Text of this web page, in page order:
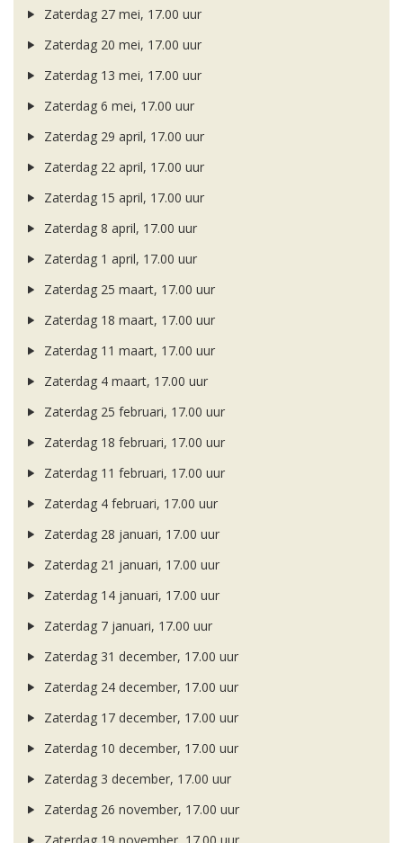
Zaterdag 27 mei, 17.00 uur
Zaterdag 20 mei, 17.00 uur
Zaterdag 13 mei, 17.00 uur
Zaterdag 6 mei, 17.00 uur
Zaterdag 29 april, 17.00 uur
Zaterdag 22 april, 17.00 uur
Zaterdag 15 april, 17.00 uur
Zaterdag 8 april, 17.00 uur
Zaterdag 1 april, 17.00 uur
Zaterdag 25 maart, 17.00 uur
Zaterdag 18 maart, 17.00 uur
Zaterdag 11 maart, 17.00 uur
Zaterdag 4 maart, 17.00 uur
Zaterdag 25 februari, 17.00 uur
Zaterdag 18 februari, 17.00 uur
Zaterdag 11 februari, 17.00 uur
Zaterdag 4 februari, 17.00 uur
Zaterdag 28 januari, 17.00 uur
Zaterdag 21 januari, 17.00 uur
Zaterdag 14 januari, 17.00 uur
Zaterdag 7 januari, 17.00 uur
Zaterdag 31 december, 17.00 uur
Zaterdag 24 december, 17.00 uur
Zaterdag 17 december, 17.00 uur
Zaterdag 10 december, 17.00 uur
Zaterdag 3 december, 17.00 uur
Zaterdag 26 november, 17.00 uur